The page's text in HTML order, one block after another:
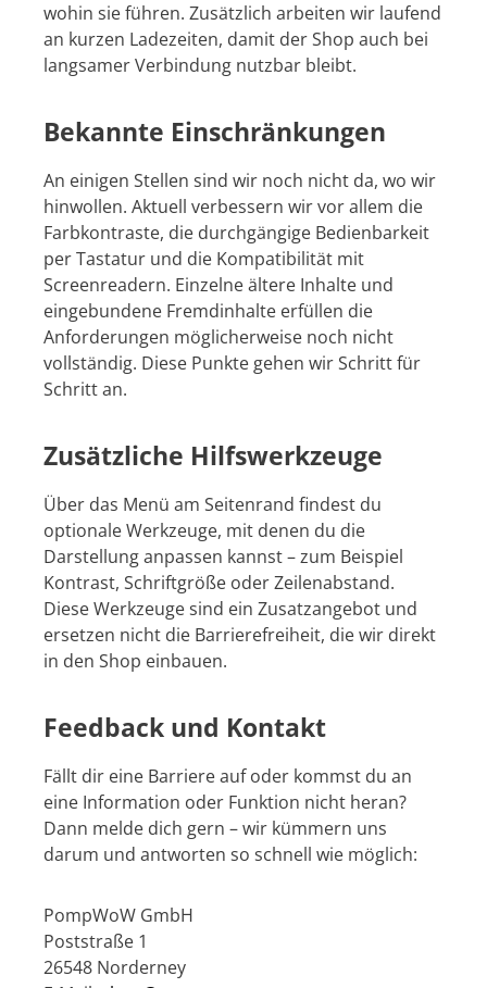
wohin sie führen. Zusätzlich arbeiten wir laufend
an kurzen Ladezeiten, damit der Shop auch bei
langsamer Verbindung nutzbar bleibt.
Bekannte Einschränkungen
An einigen Stellen sind wir noch nicht da, wo wir
hinwollen. Aktuell verbessern wir vor allem die
Farbkontraste, die durchgängige Bedienbarkeit
per Tastatur und die Kompatibilität mit
Screenreadern. Einzelne ältere Inhalte und
eingebundene Fremdinhalte erfüllen die
Anforderungen möglicherweise noch nicht
vollständig. Diese Punkte gehen wir Schritt für
Schritt an.
Zusätzliche Hilfswerkzeuge
Über das Menü am Seitenrand findest du
optionale Werkzeuge, mit denen du die
Darstellung anpassen kannst – zum Beispiel
Kontrast, Schriftgröße oder Zeilenabstand.
Diese Werkzeuge sind ein Zusatzangebot und
ersetzen nicht die Barrierefreiheit, die wir direkt
in den Shop einbauen.
Feedback und Kontakt
Fällt dir eine Barriere auf oder kommst du an
eine Information oder Funktion nicht heran?
Dann melde dich gern – wir kümmern uns
darum und antworten so schnell wie möglich:
PompWoW GmbH
Poststraße 1
26548 Norderney